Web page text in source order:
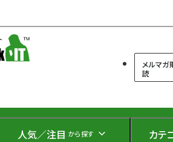
メルマガ
読
人気／注目 から探す カテ